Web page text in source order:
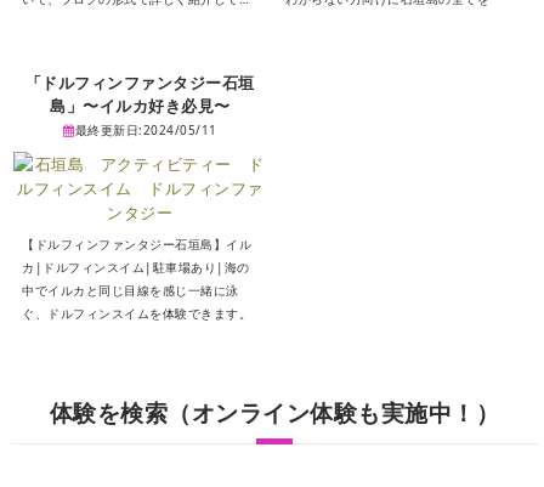
ますので、ぜひ参考にしてみてくださ
「ドルフィンファンタジー石垣
島」〜イルカ好き必見〜
最終更新日:2024/05/11
【ドルフィンファンタジー石垣島】イル
カ|ドルフィンスイム|駐車場あり|海の
中でイルカと同じ目線を感じ一緒に泳
ぐ、ドルフィンスイムを体験できます。
体験を検索（オンライン体験も実施中！）